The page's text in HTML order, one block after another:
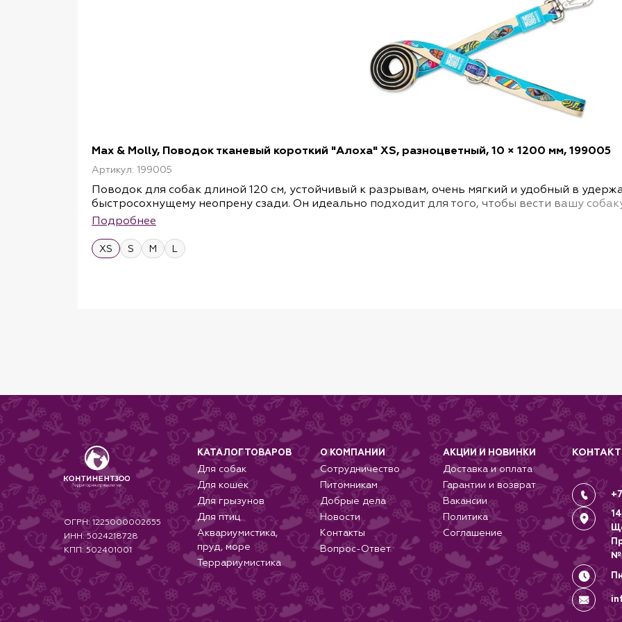
Max & Molly, Поводок тканевый короткий "Алоха" XS, разноцветный, 10 × 1200 мм, 199005
Артикул: 199005
Поводок для собак длиной 120 см, устойчивый к разрывам, очень мягкий и удобный в
быстросохнущему неопрену сзади. Он идеально подходит для того, чтобы вести вашу
Дополнительное D-образное кольцо на ремешке позволяет вам всегда иметь под рукой
Для максимальной гибкости карабины из матового металла можно поворачивать на 360° и
есть одно дополнительное D-образное кольцо. Машинная стирка при температуре 30°C.
размеры: XS, S, M, L
Подробнее
XS S M L
ОГРН: 1225000002655
ИНН: 5024218728
КПП: 502401001
КАТАЛОГ ТОВАРОВ
Для собак
Для кошек
Для грызунов
Для птиц
Аквариумистика,
пруд, море
Террариумистика
О КОМПАНИИ
Сотрудничество
Питомникам
Добрые дела
Новости
Контакты
Вопрос-Ответ
АКЦИИ И НОВИНКИ
Доставка и оплата
Гарантии и возврат
Вакансии
Политика
Соглашение
№